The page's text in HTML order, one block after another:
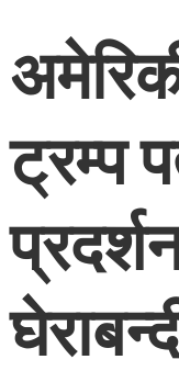
ट्रम्प